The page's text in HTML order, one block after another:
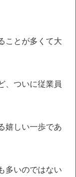
ことが多くて大
、ついに従業員
嬉しい一歩であ
多いのではない